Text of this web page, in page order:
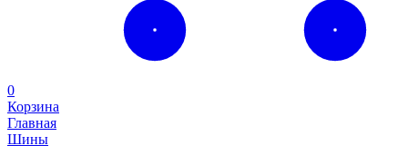
0
Корзина
Главная
Шины